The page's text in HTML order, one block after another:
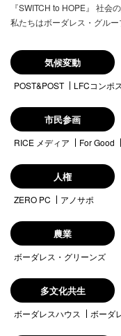
『SWITCH to HOPE』 社会
私たちはボーダレス・グルー
気候変動
POST&POST LFCコンポ
市民参画
RICE メディア For Good
人権
ZERO PC アノサポ
農業
ボーダレス・グリーンズ
多文化共生
ボーダレスハウス ボーダ